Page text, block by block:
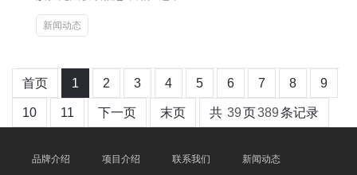
新闻动态
首页 1 2 3 4 5 6 7 8 9
10 11 下一页 末页 共 39页389条记录
品牌介绍 项目介绍 联系我们 新闻动态